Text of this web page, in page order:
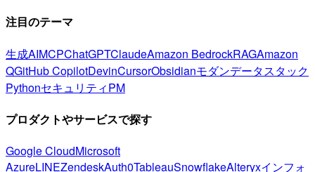
注目のテーマ
生成AIMCPChatGPTClaudeAmazon BedrockRAGAmazon
QGitHub CopilotDevinCursorObsidianモダンデータスタック
PythonセキュリティPM
プロダクトやサービスで探す
Google CloudMicrosoft
AzureLINEZendeskAuth0TableauSnowflakeAlteryxインフォ